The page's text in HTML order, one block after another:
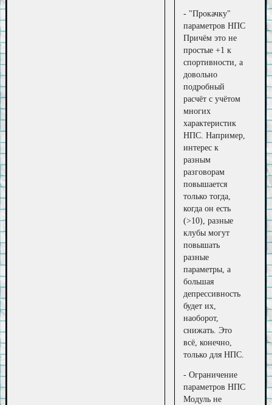
- "Прокачку"
параметров НПС
Причём это не
простые +1 к
спортивности, а
довольно
подробный
расчёт с учётом
многих
характеристик
НПС. Например,
интерес к
разным
разговорам
повышается
только тогда,
когда он есть
(>10), разные
клубы могут
повышать
разные
параметры, а
большая
депрессивность
будет их,
наоборот,
снижать. Это
всё, конечно,
только для НПС.
- Ограничение
параметров НПС
Модуль не